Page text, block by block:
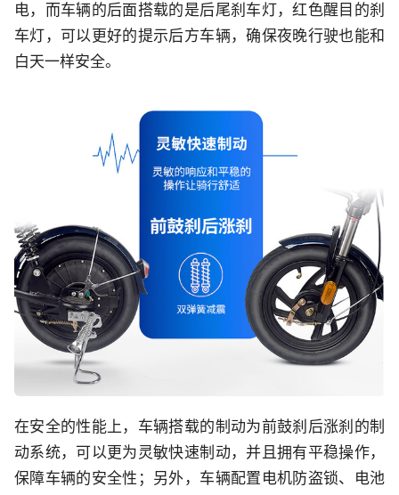
电，而车辆的后面搭载的是后尾刹车灯，红色醒目的刹
车灯，可以更好的提示后方车辆，确保夜晚行驶也能和
白天一样安全。
在安全的性能上，车辆搭载的制动为前鼓刹后涨刹的制
动系统，可以更为灵敏快速制动，并且拥有平稳操作，
保障车辆的安全性；另外，车辆配置电机防盗锁、电池